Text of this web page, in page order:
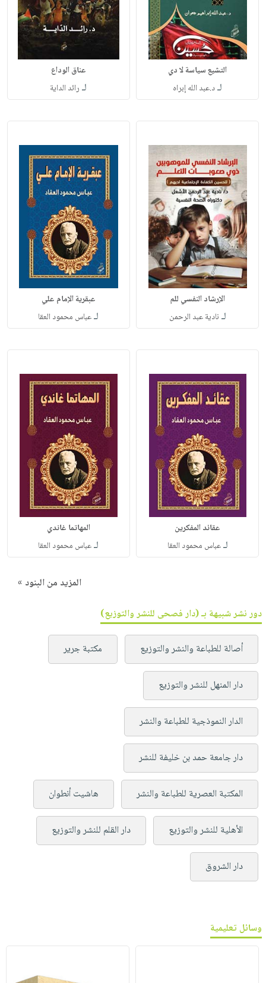
التشيع سياسة لا دي
لـد.عبد الله إبراه
عناق الوداع
لـ رائد الداية
الإرشاد النفسي للم
لـ نادية عبد الرحمن
عبقرية الإمام علي
لـعباس محمود العقا
عقائد المفكرين
لـعباس محمود العقا
المهاتما غاندي
لـعباس محمود العقا
المزيد من البنود »
دور نشر شبيهة بـ (دار فصحى للنشر والتوزيع)
أصالة للطباعة والنشر والتوزيع مكتبة جرير
دار المنهل للنشر والتوزيع
الدار النموذجية للطباعة والنشر
دار جامعة حمد بن خليفة للنشر
المكتبة العصرية للطباعة والنشر هاشيت أنطوان
الأهلية للنشر والتوزيع دار القلم للنشر والتوزيع
دار الشروق
وسائل تعليمية